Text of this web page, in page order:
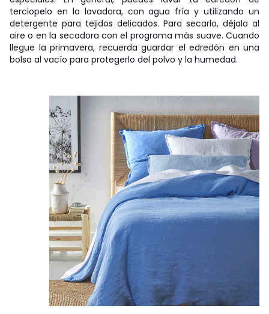
terciopelo en la lavadora, con agua fría y utilizando un
detergente para tejidos delicados. Para secarlo, déjalo al
aire o en la secadora con el programa más suave. Cuando
llegue la primavera, recuerda guardar el edredón en una
bolsa al vacío para protegerlo del polvo y la humedad.